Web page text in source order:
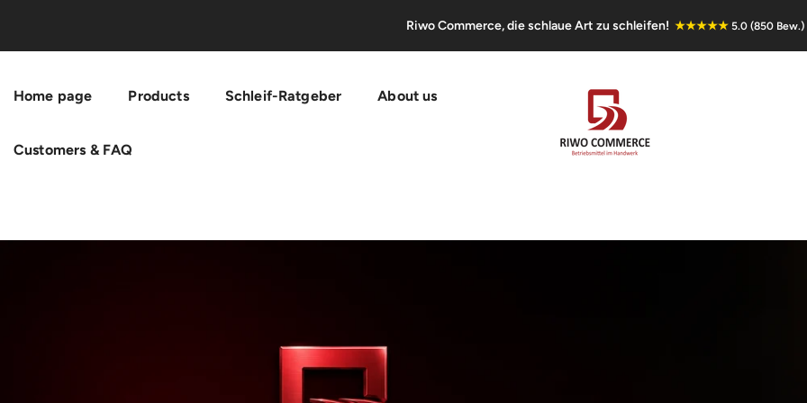
Riwo Commerce, die schlaue Art zu schleifen! ★★★★★ 5.0 (850 Bew.)
Home page Products Schleif-Ratgeber About us
Customers & FAQ